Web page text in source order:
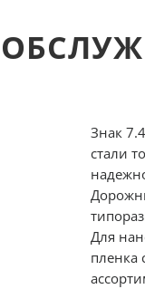
Знак
стали
Для
пленка